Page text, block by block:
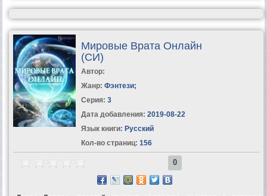
Мировые Врата Онлайн
(СИ)
Автор:
Жанр: Фэнтези;
Серия: 3
Дата добавления: 2019-08-22
Язык книги: Русский
Кол-во страниц: 156
0